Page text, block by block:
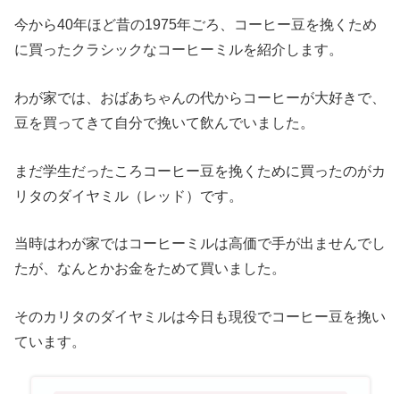
今から40年ほど昔の1975年ごろ、コーヒー豆を挽くため
に買ったクラシックなコーヒーミルを紹介します。
わが家では、おばあちゃんの代からコーヒーが大好きで、
豆を買ってきて自分で挽いて飲んでいました。
まだ学生だったころコーヒー豆を挽くために買ったのがカ
リタのダイヤミル（レッド）です。
当時はわが家ではコーヒーミルは高価で手が出ませんでし
たが、なんとかお金をためて買いました。
そのカリタのダイヤミルは今日も現役でコーヒー豆を挽い
ています。